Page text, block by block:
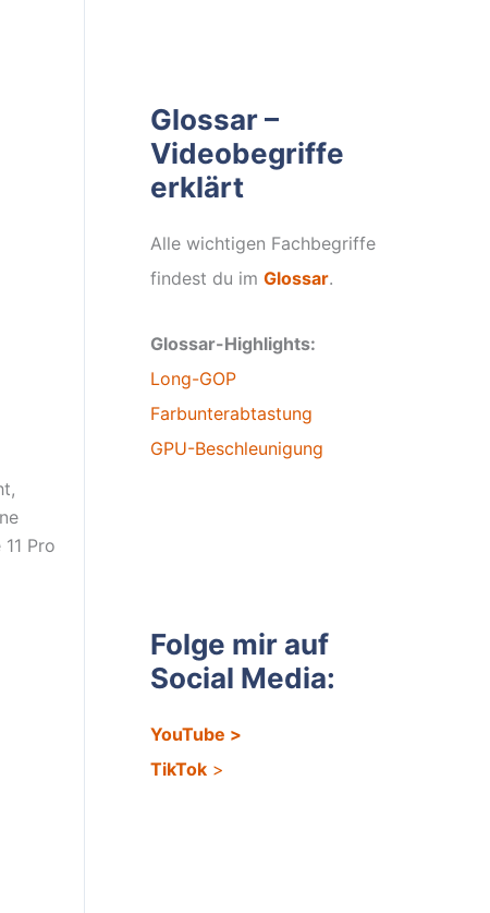
Pro
Glossar –
Videobegriffe
erklärt
Alle wichtigen Fachbegriffe
findest du im Glossar.
Glossar-Highlights:
Long-GOP
Farbunterabtastung
GPU-Beschleunigung
Folge mir auf
Social Media:
YouTube >
TikTok >